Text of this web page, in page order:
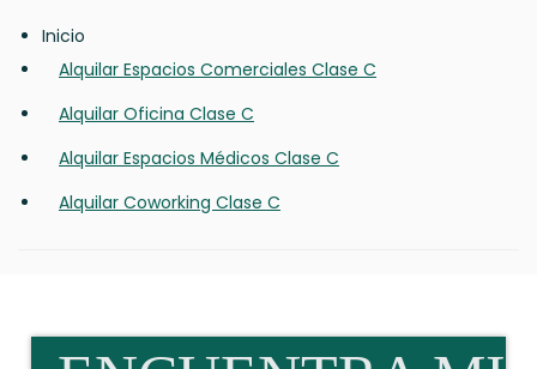
Inicio
Alquilar Espacios Comerciales Clase C
Alquilar Oficina Clase C
Alquilar Espacios Médicos Clase C
Alquilar Coworking Clase C